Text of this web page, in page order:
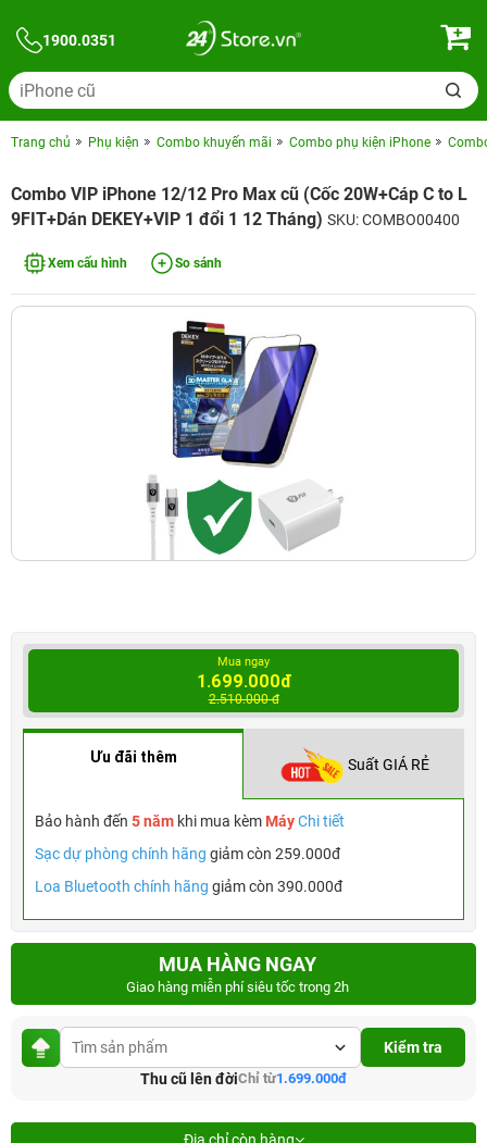
1900.0351
Trang chủ Phụ kiện Combo khuyến mãi Combo phụ kiện iPhone
Combo VIP iPhone 12/12 Pro Max cũ (Cốc 20W+Cáp C to L
9FIT+Dán DEKEY+VIP 1 đổi 1 12 Tháng) SKU: COMBO00400
Xem cấu hình So sánh
Mua ngay
1.699.000đ
2.510.000 đ
Ưu đãi thêm Suất GIÁ RẺ
Bảo hành đến 5 năm khi mua kèm MáyChi tiết
Sạc dự phòng chính hãng giảm còn 259.000đ
Loa Bluetooth chính hãng giảm còn 390.000đ
MUA HÀNG NGAY
Giao hàng miễn phí siêu tốc trong 2h
Kiểm tra
Thu cũ lên đờiChỉ từ1.699.000đ